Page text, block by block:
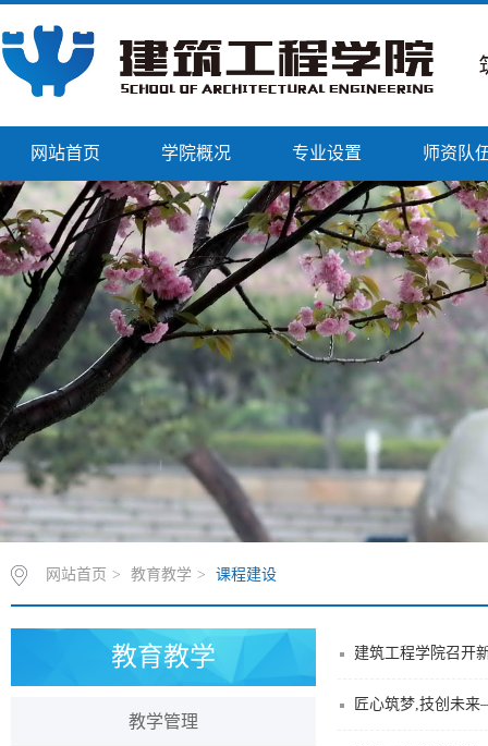
网站首页 学院概况 专业设置 师资队
网站首页 > 教育教学 > 课程建设
教育教学
教学管理
建筑工程学院召开
匠心筑梦,技创未